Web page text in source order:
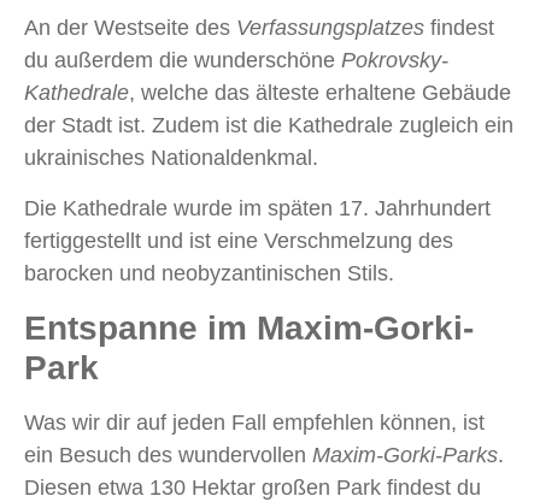
An der Westseite des Verfassungsplatzes findest
du außerdem die wunderschöne Pokrovsky-
Kathedrale, welche das älteste erhaltene Gebäude
der Stadt ist. Zudem ist die Kathedrale zugleich ein
ukrainisches Nationaldenkmal.
Die Kathedrale wurde im späten 17. Jahrhundert
fertiggestellt und ist eine Verschmelzung des
barocken und neobyzantinischen Stils.
Entspanne im Maxim-Gorki-
Park
Was wir dir auf jeden Fall empfehlen können, ist
ein Besuch des wundervollen Maxim-Gorki-Parks.
Diesen etwa 130 Hektar großen Park findest du